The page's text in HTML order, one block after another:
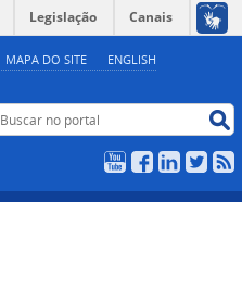
MAPA DO SITE ENGLISH
Legislação Canais
Buscar no portal
YouTubeFacebookLinkedIn
Twitter